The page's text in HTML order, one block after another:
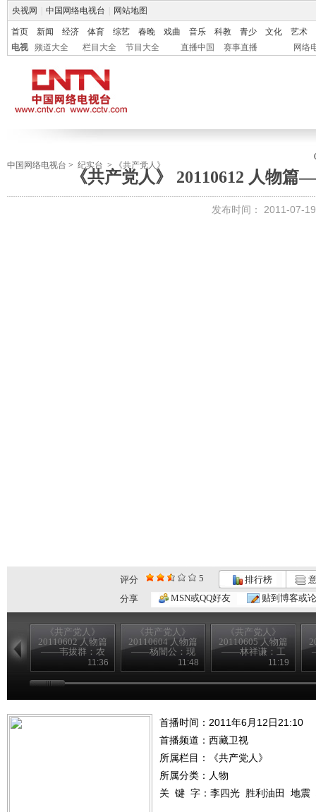
央视网 中国网络电视台 网站地图
首页 新闻 经济 体育 综艺 春晚 戏曲 音乐 科教 青少 文化
艺术
电视
频道大全 栏目大全 节目大全 直播中国 赛事直播 网络
中国网络电视台 > 纪实台 > 《共产党人》
《共产党人》 20110612 人物
发布时间： 2011-07-
评分 5 排行榜
分享
MSN或QQ好友 贴到博客或
《共产党人》
20110602 人物篇
——韦拔群：农
民的好拔哥11:36
《共产党人》
20110604 人物篇
——杨闇公：现
11:48
《共产党人》
20110605 人物篇
——林祥谦：工
11:19
首播时间：2011年6月12日21:10
首播频道： 西藏卫视
所属栏目：
《共产党人》
所属分类：人物
关 键 字： 李四光 胜利油田 地震